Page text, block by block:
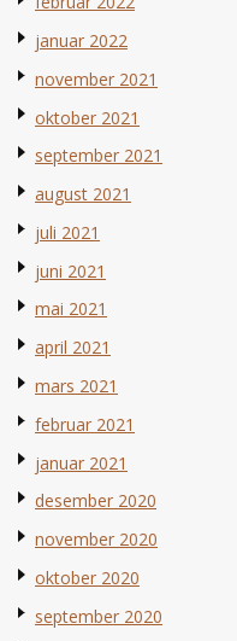
januar 2022
november 2021
oktober 2021
september 2021
august 2021
juli 2021
juni 2021
mai 2021
april 2021
mars 2021
februar 2021
januar 2021
desember 2020
november 2020
oktober 2020
september 2020